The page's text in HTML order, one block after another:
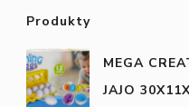
Produkty
MEGA
JAJO